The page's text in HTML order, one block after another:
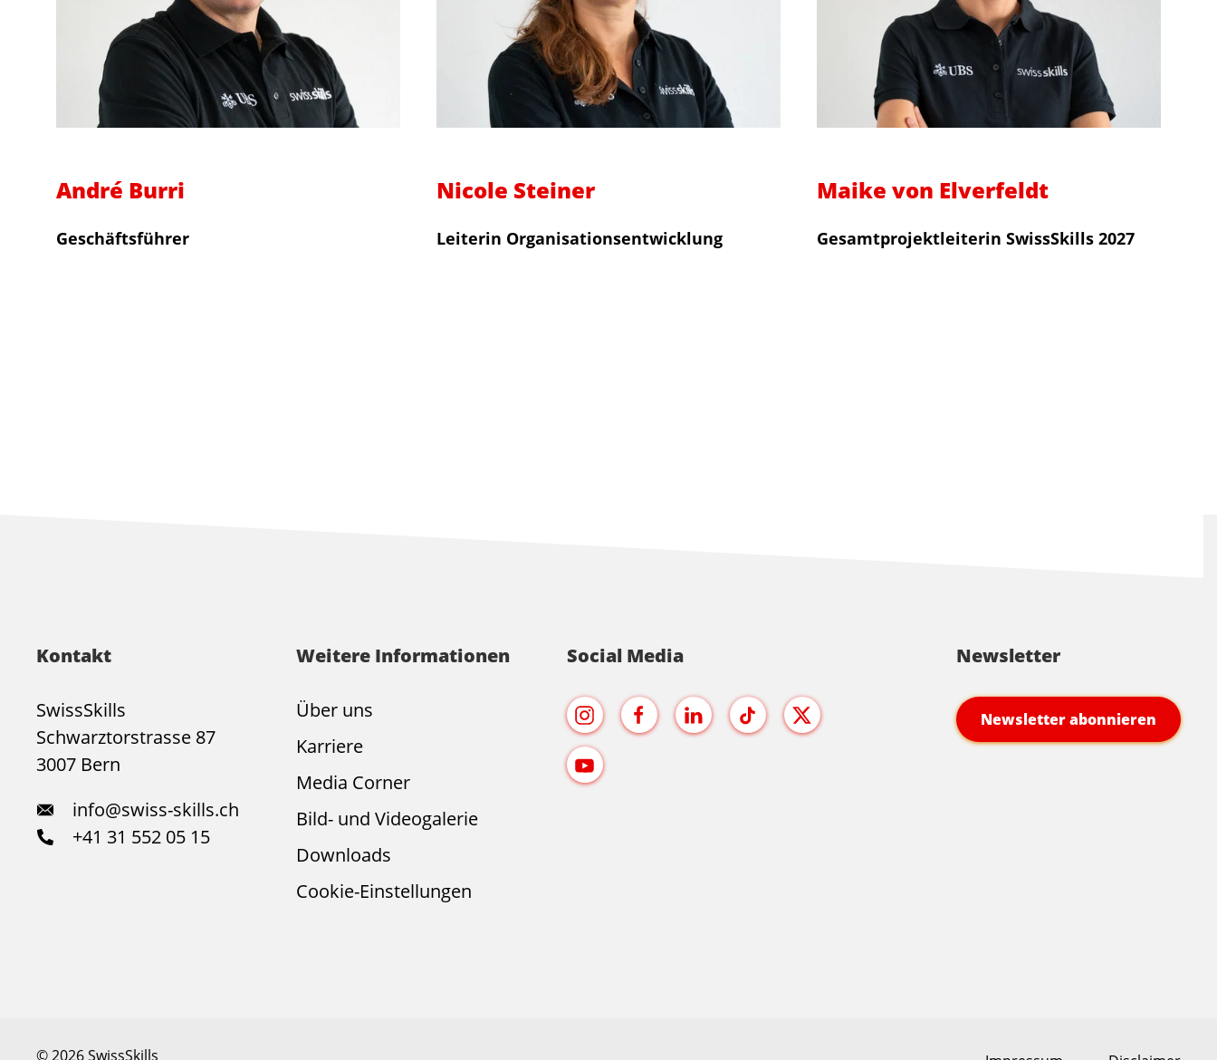
André Burri
Geschäftsführer
Nicole Steiner
Leiterin Organisationsentwicklung
Maike von Elverfeldt
Gesamtprojektleiterin SwissSkills 2027
Kontakt
SwissSkills
Schwarztorstrasse 87
3007 Bern
info@swiss-skills.ch
+41 31 552 05 15
Weitere Informationen
Über uns
Karriere
Media Corner
Bild- und Videogalerie
Downloads
Cookie-Einstellungen
Social Media Newsletter
Newsletter abonnieren
© 2026 SwissSkills